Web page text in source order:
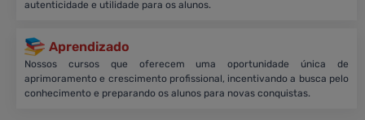
autenticidade e utilidade para os alunos.
Aprendizado
Nossos cursos que oferecem uma oportunidade única de
aprimoramento e crescimento profissional, incentivando a busca pelo
conhecimento e preparando os alunos para novas conquistas.